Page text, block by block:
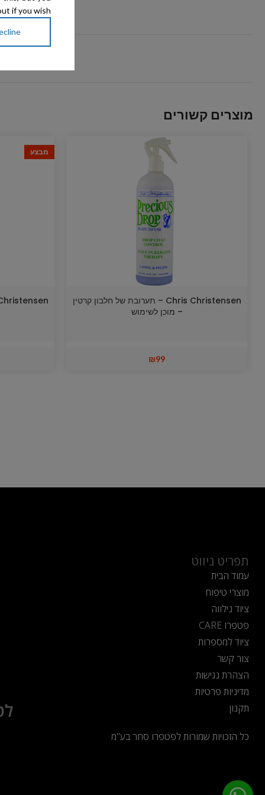
מוצרים קשורים
Chris Christensen – תערובת של חלבון קרטין
– מוכן לשימוש
₪99
מבצע
תפריט ניווט
עמוד הבית
מוצרי טיפוח
ציוד נילווה
פטפרו CARE
ציוד למספרות
צור קשר
הצהרת נגישות
מדיניות פרטיות
תקנון
כל הזכויות שמורות לפטפרו סחר בע"מ
if you wish.